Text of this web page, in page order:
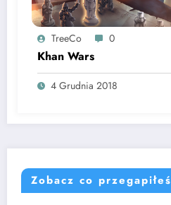
TreeCo 0
Khan Wars
4 Grudnia 2018
Zobacz co przegapiłeś